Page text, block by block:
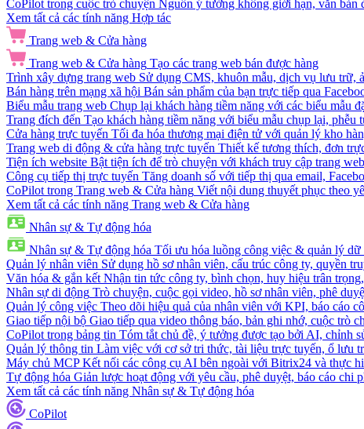
CoPilot trong cuộc trò chuyện Nguồn ý tưởng không giới hạn, văn bản
Xem tất cả các tính năng Hợp tác
Trang web & Cửa hàng
Trang web & Cửa hàng Tạo các trang web bán được hàng
Trình xây dựng trang web Sử dụng CMS, khuôn mẫu, dịch vụ lưu trữ,
Bán hàng trên mạng xã hội Bán sản phẩm của bạn trực tiếp qua
Biểu mẫu trang web Chụp lại khách hàng tiềm năng với các biểu mẫu
Trang đích đến Tạo khách hàng tiềm năng với biểu mẫu chụp lại,
Cửa hàng trực tuyến Tối đa hóa thương mại điện tử với quản lý kho
Trang web di động & cửa hàng trực tuyến Thiết kế tương thích, đơn
Tiện ích website Bật tiện ích để trò chuyện với khách truy cập trang
Công cụ tiếp thị trực tuyến Tăng doanh số với tiếp thị qua email,
CoPilot trong Trang web & Cửa hàng Viết nội dung thuyết phục theo
Xem tất cả các tính năng Trang web & Cửa hàng
Nhân sự & Tự động hóa
Nhân sự & Tự động hóa Tối ưu hóa luồng công việc & quản lý dữ
Quản lý nhân viên Sử dụng hồ sơ nhân viên, cấu trúc công ty, quyền
Văn hóa & gắn kết Nhận tin tức công ty, bình chọn, huy hiệu trân
Nhân sự di động Trò chuyện, cuộc gọi video, hồ sơ nhân viên, phê
Quản lý công việc Theo dõi hiệu quả của nhân viên với KPI, báo cáo
Giao tiếp nội bộ Giao tiếp qua video thông báo, bản ghi nhớ, cuộc trò
CoPilot trong bảng tin Tóm tắt chủ đề, ý tưởng được tạo bởi AI, chỉnh
Quản lý thông tin Làm việc với cơ sở tri thức, tài liệu trực tuyến, ổ lưu
Máy chủ MCP Kết nối các công cụ AI bên ngoài với Bitrix24 và thực
Tự động hóa Giản lược hoạt động với yêu cầu, phê duyệt, báo cáo chi
Xem tất cả các tính năng Nhân sự & Tự động hóa
CoPilot